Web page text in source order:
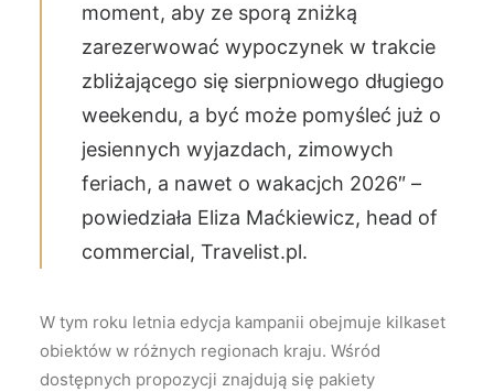
moment, aby ze sporą zniżką
zarezerwować wypoczynek w trakcie
zbliżającego się sierpniowego długiego
weekendu, a być może pomyśleć już o
jesiennych wyjazdach, zimowych
feriach, a nawet o wakacjch 2026″ –
powiedziała Eliza Maćkiewicz, head of
commercial, Travelist.pl.
W tym roku letnia edycja kampanii obejmuje kilkaset
obiektów w różnych regionach kraju. Wśród
dostępnych propozycji znajdują się pakiety